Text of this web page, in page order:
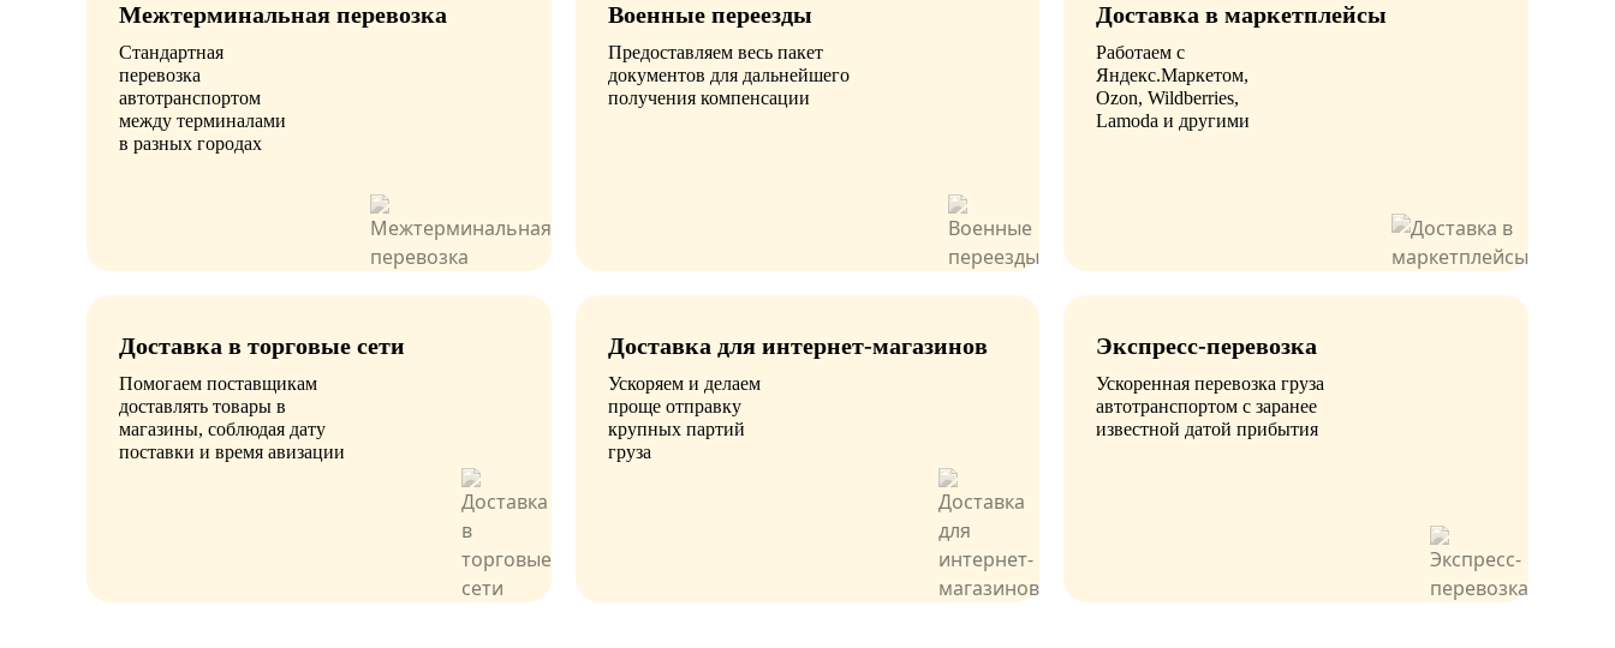
Межтерминальная перевозка
Стандартная
перевозка
автотранспортом
между терминалами
в разных городах
Военные переезды
Предоставляем весь пакет
документов для дальнейшего
получения компенсации
Доставка в маркетплейсы
Работаем с
Яндекс.Маркетом,
Ozon, Wildberries,
Lamoda и другими
Доставка в торговые сети
Помогаем поставщикам
доставлять товары в
магазины, соблюдая дату
поставки и время авизации
Доставка для интернет-магазинов
Ускоряем и делаем
проще отправку
крупных партий
груза
Экспресс-перевозка
Ускоренная перевозка груза
автотранспортом с заранее
известной датой прибытия